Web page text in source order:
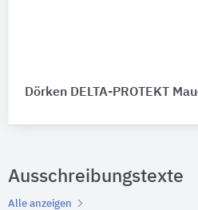
Dörken DELTA-PROTEKT
Ausschreibungstexte
Alle anzeigen